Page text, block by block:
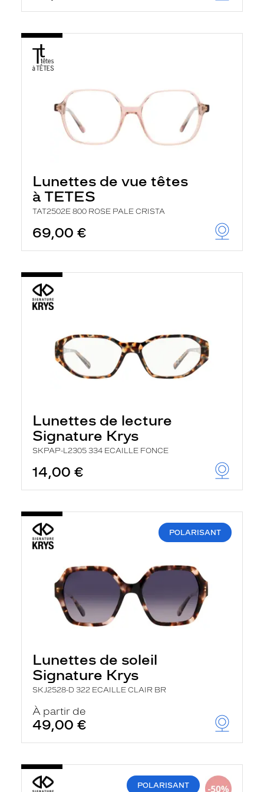
Lunettes de vue têtes
à TETES
TAT2502E 800 ROSE PALE CRISTA
69,00 €
Lunettes de lecture
Signature Krys
SKPAP-L2305 334 ECAILLE FONCE
14,00 €
POLARISANT
Lunettes de soleil
Signature Krys
SKJ2528-D 322 ECAILLE CLAIR BR
À partir de
49,00 €
POLARISANT